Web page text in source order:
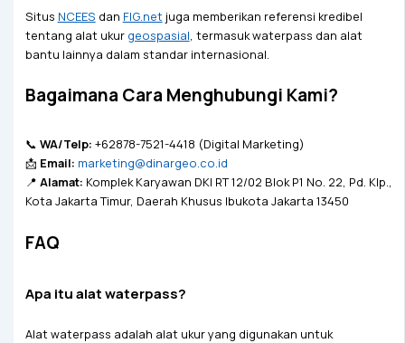
Situs NCEES dan FIG.netjuga memberikan referensi kredibel
tentang alat ukur geospasial , termasuk waterpass dan alat
bantu lainnya dalam standar internasional.
Bagaimana Cara Menghubungi Kami?
📞 WA/Telp: +62878-7521-4418 (Digital Marketing)
📩 Email: marketing@dinargeo.co.id
📍 Alamat: Komplek Karyawan DKI RT 12/02 Blok P1 No. 22, Pd. Klp.,
Kota Jakarta Timur, Daerah Khusus Ibukota Jakarta 13450
FAQ
Apa itu alat waterpass?
Alat waterpass adalah alat ukur yang digunakan untuk